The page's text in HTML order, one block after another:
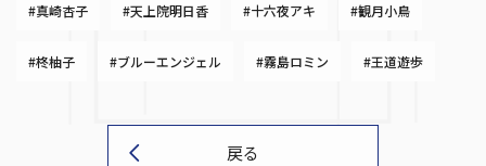
#真崎杏子 #天上院明日香 #十六夜アキ #観月小鳥
#柊柚子 #ブルーエンジェル #霧島ロミン #王道遊歩
戻る